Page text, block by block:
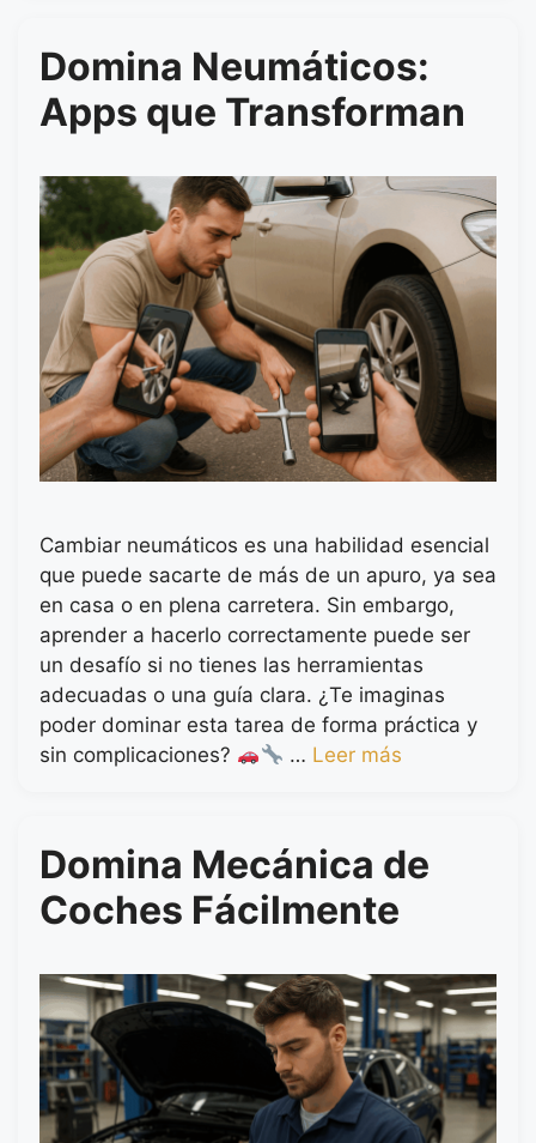
Domina Neumáticos:
Apps que Transforman
Cambiar neumáticos es una habilidad esencial
que puede sacarte de más de un apuro, ya sea
en casa o en plena carretera. Sin embargo,
aprender a hacerlo correctamente puede ser
un desafío si no tienes las herramientas
adecuadas o una guía clara. ¿Te imaginas
poder dominar esta tarea de forma práctica y
sin complicaciones?
… Leer más
Domina Mecánica de
Coches Fácilmente